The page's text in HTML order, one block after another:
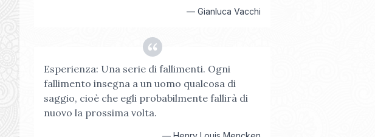
—Gianluca Vacchi
Esperienza: Una serie di fallimenti. Ogni
fallimento insegna a un uomo qualcosa di
saggio, cioè che egli probabilmente fallirà di
nuovo la prossima volta.